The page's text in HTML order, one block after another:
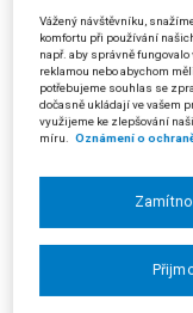
náležitostí
spojení s ustanovením
občanského sdružení
důvodu ani jiným
přezkoumán, neboť
být název
Třeba se ohradit i
známkovým, neboť
ukládá, aby posoudil
takovou právní
občanského sdružení
Vážený návštěvníku,
komfortu při používání
např. aby správně
reklamou nebo abychom
potřebujeme souhlas se
dočasně ukládají ve vašem
využijeme ke zlepšování
míru. Oznámení o